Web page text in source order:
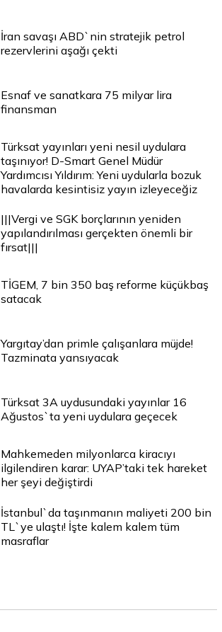
İran savaşı ABD`nin stratejik petrol
rezervlerini aşağı çekti
Esnaf ve sanatkara 75 milyar lira
finansman
Türksat yayınları yeni nesil uydulara
taşınıyor! D-Smart Genel Müdür
Yardımcısı Yıldırım: Yeni uydularla bozuk
havalarda kesintisiz yayın izleyeceğiz
|||Vergi ve SGK borçlarının yeniden
yapılandırılması gerçekten önemli bir
fırsat|||
TİGEM, 7 bin 350 baş reforme küçükbaş
satacak
Yargıtay’dan primle çalışanlara müjde!
Tazminata yansıyacak
Türksat 3A uydusundaki yayınlar 16
Ağustos`ta yeni uydulara geçecek
Mahkemeden milyonlarca kiracıyı
ilgilendiren karar: UYAP’taki tek hareket
her şeyi değiştirdi
İstanbul`da taşınmanın maliyeti 200 bin
TL`ye ulaştı! İşte kalem kalem tüm
masraflar